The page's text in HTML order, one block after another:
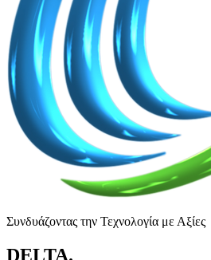
Συνδυάζοντας την Τεχνολογία με Αξίες
DELTA.